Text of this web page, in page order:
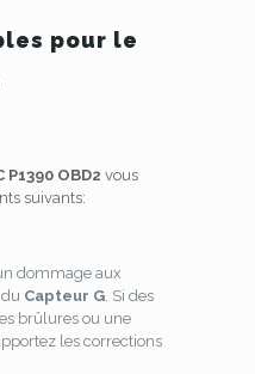
pour le
P1390 OBD2 vous
suivants:
dommage aux
Capteur G. Si des
brûlures ou une
les corrections